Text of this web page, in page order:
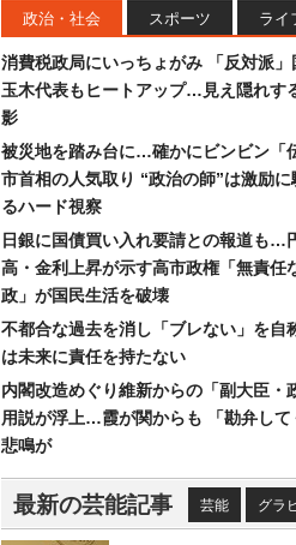
政治・社会 スポーツ ライ
消費税政局にいっちょがみ 「反対派」
玉木代表もヒートアップ…見え隠れす
影
被災地を踏み台に…確かにビンビン「
市首相の人気取り “政治の師”は激励に
るハード視察
日銀に国債買い入れ要請との報道も…
高・金利上昇が示す高市政権「無責任
政」が国民生活を破壊
不都合な過去を消し「ブレない」を自
は未来に責任を持たない
内閣改造めぐり維新からの「副大臣・
用説が浮上…霞が関からも 「勘弁して
悲鳴が
最新の芸能記事 芸能 グラ